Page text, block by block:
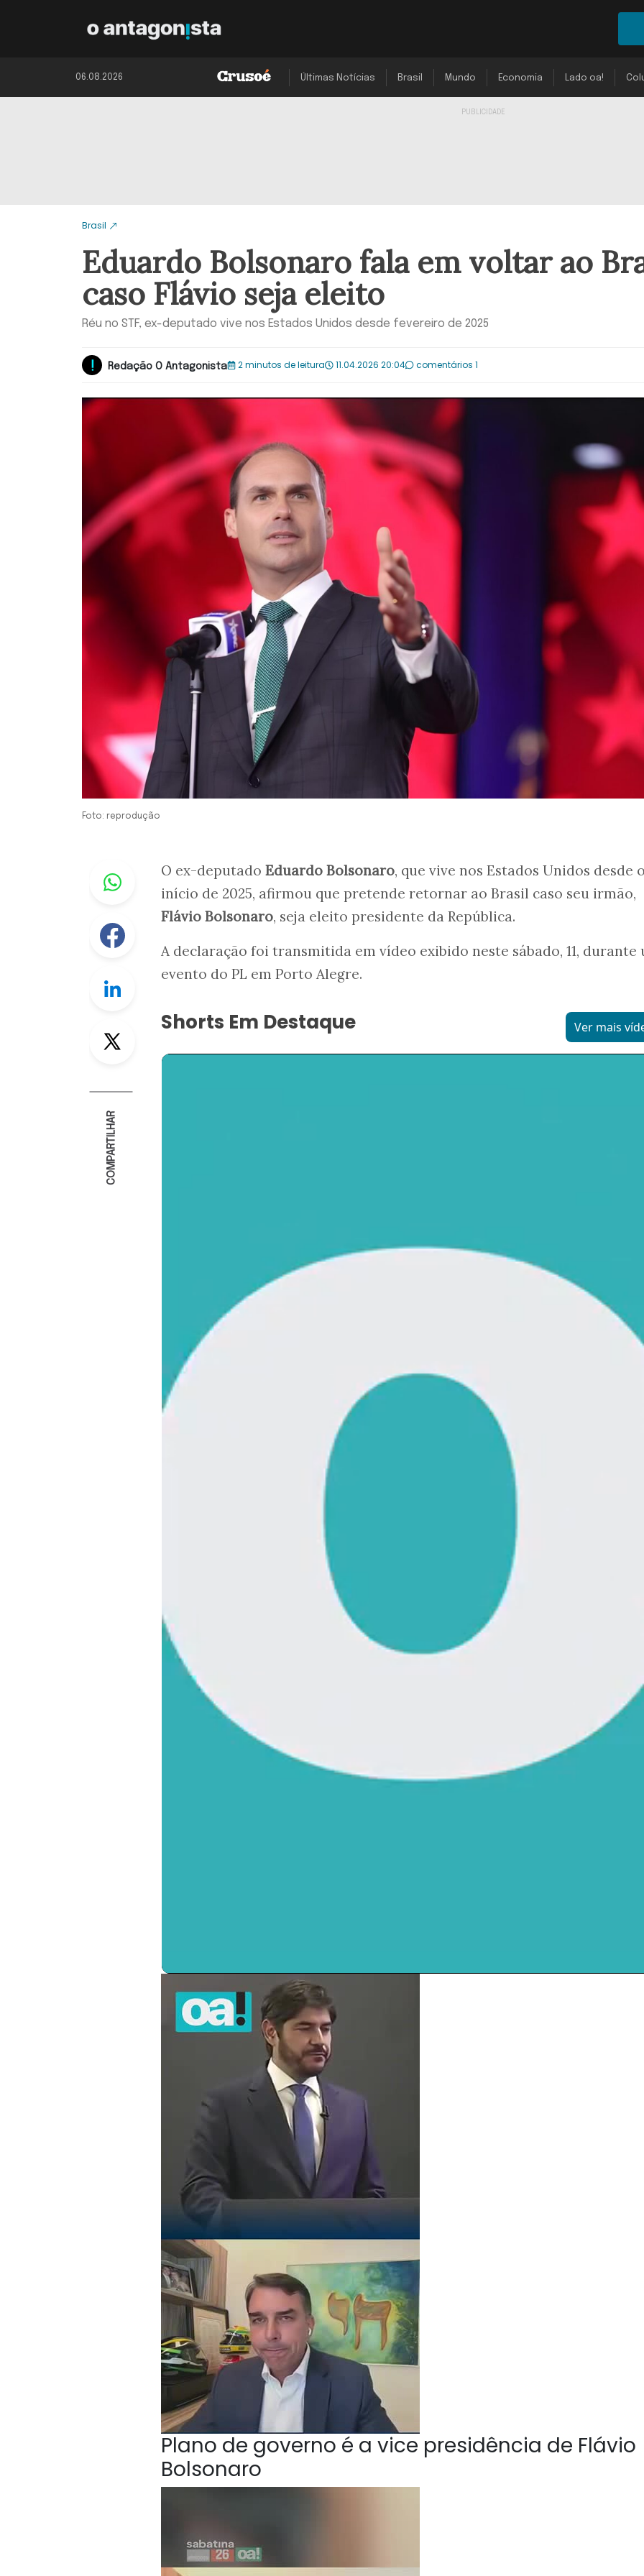
06.08.2026 Últimas Notícias Brasil Mundo Economia Lado oa!
Brasil
Eduardo Bolsonaro fala em voltar ao
caso Flávio seja eleito
Réu no STF, ex-deputado vive nos Estados Unidos desde fevereiro de 2025
Redação O Antagonista 2 minutos de leitura 11.04.2026 20:04 comentários 1
Foto: reprodução
Whastapp
Facebook
Linkedin
Twitter
COMPARTILHAR
O ex-deputado Eduardo Bolsonaro, que vive nos Estados Unidos desde
início de 2025, afirmou que pretende retornar ao Brasil caso seu irmão,
Flávio Bolsonaro, seja eleito presidente da República.
A declaração foi transmitida em vídeo exibido neste sábado, 11, durante
evento do PL em Porto Alegre.
Shorts Em Destaque Ver mais
Plano de governo é a vice presidência de Flávio
Bolsonaro